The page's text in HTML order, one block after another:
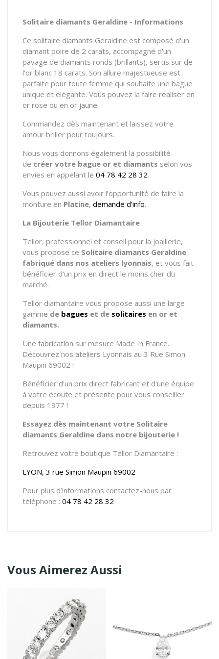
Solitaire diamants Geraldine - Informations
Ce solitaire diamants Geraldine est composé d'un
diamant poire de 2 carats, accompagné d'un
pavage de diamants ronds (brillants), sertis sur de
l'or blanc 18 carats. Son allure majestueuse est
parfaite pour toute femme qui souhaite une bague
unique et élégante. Vous pouvez la faire réaliser en
or rose ou en or jaune.
Commandez dès maintenant et laissez votre
amour briller pour toujours.
Nous vous donnons également la possibilité
de créer votre bague or et diamants selon vos
envies en appelant le 04 78 42 28 32.
Vous pouvez aussi avoir l’opportunité de faire la
monture en Platine, demande d’info.
La Bijouterie Tellor Diamantaire
Tellor, professionnel et conseil pour la joaillerie,
vous propose ce Solitaire diamants Geraldine
fabriqué dans nos ateliers lyonnais, et vous fait
bénéficier d'un prix en direct le moins cher du
marché.
Tellor diamantaire vous propose aussi une large
gamme de bagues et de solitaires en or et
diamants.
Une fabrication sur mesure Made In France.
Découvrez nos ateliers Lyonnais au 3 Rue Simon
Maupin 69002 !
Bénéficier d'un prix direct fabricant et d'une équipe
à votre écoute et présente pour vous conseiller
depuis 1977 !
Essayez dès maintenant votre Solitaire
diamants Geraldine dans notre bijouterie !
Retrouvez votre boutique Tellor Diamantaire :
LYON, 3 rue Simon Maupin 69002
Pour plus d’informations contactez-nous par
téléphone : 04 78 42 28 32
Vous Aimerez Aussi